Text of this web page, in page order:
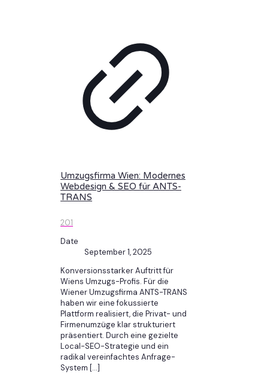
Umzugsfirma Wien: Modernes
Webdesign & SEO für ANTS-
TRANS
201
Date
September 1, 2025
Konversionsstarker Auftritt für
Wiens Umzugs-Profis. Für die
Wiener Umzugsfirma ANTS-TRANS
haben wir eine fokussierte
Plattform realisiert, die Privat- und
Firmenumzüge klar strukturiert
präsentiert. Durch eine gezielte
Local-SEO-Strategie und ein
radikal vereinfachtes Anfrage-
System […]